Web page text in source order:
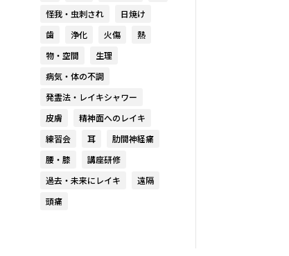
怪我・虫刺され
日焼け
歯
浄化 火傷
熱
物・空間
生理
病気・体の不調
発霊法・レイキシャワー
皮膚
精神面へのレイキ
練習会
耳
肋間神経痛
腰・膝
講座研修
過去・未来にレイキ
遠隔
頭痛